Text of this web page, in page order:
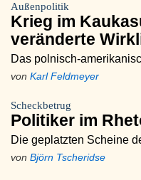
Außenpolitik
Krieg im
veränderte
Das polnisch-
von Karl Feldmeyer
Scheckbetrug
Politiker im
Die geplatzten Scheine
von Björn Tscheridse